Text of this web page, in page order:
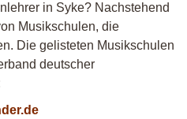
in Syke? Nachstehend
Musikschulen, die
Die gelisteten Musikschulen
deutscher